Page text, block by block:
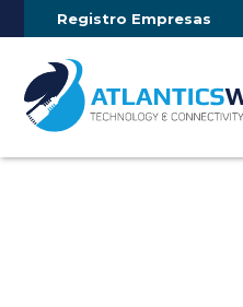
Registro Empresas